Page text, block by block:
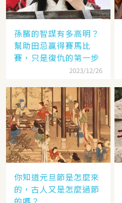
孫臏的智謀有多高明？
幫助田忌贏得賽馬比
賽，只是復仇的第一步
2023/12/26
你知道元旦節是怎麼來
的，古人又是怎麼過節